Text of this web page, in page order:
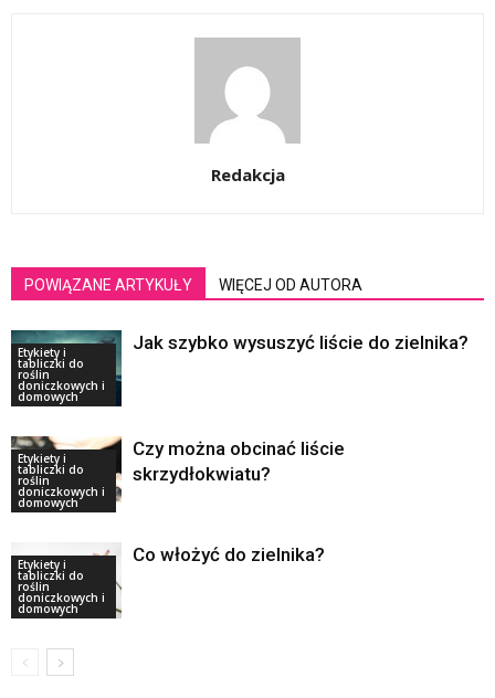
Redakcja
POWIĄZANE ARTYKUŁY WIĘCEJ OD AUTORA
Etykiety i
tabliczki do
roślin
doniczkowych i
domowych
Jak szybko wysuszyć liście do zielnika?
Etykiety i
tabliczki do
roślin
doniczkowych i
domowych
Czy można obcinać liście
skrzydłokwiatu?
Etykiety i
tabliczki do
roślin
doniczkowych i
domowych
Co włożyć do zielnika?